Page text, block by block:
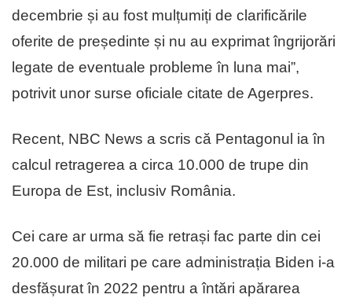
decembrie și au fost mulțumiți de clarificările
oferite de președinte și nu au exprimat îngrijorări
legate de eventuale probleme în luna mai”,
potrivit unor surse oficiale citate de Agerpres.
Recent, NBC News a scris că Pentagonul ia în
calcul retragerea a circa 10.000 de trupe din
Europa de Est, inclusiv România.
Cei care ar urma să fie retrași fac parte din cei
20.000 de militari pe care administrația Biden i-a
desfășurat în 2022 pentru a întări apărarea